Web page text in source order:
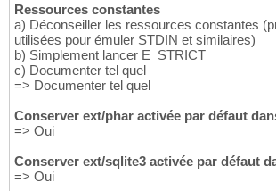
Ressources constantes
a) Déconseiller les ressources constantes
utilisées pour émuler STDIN et similaires)
b) Simplement lancer E_STRICT
c) Documenter tel quel
=> Documenter tel quel
Conserver ext/phar activée par défaut
=> Oui
Conserver ext/sqlite3 activée par défaut
=> Oui